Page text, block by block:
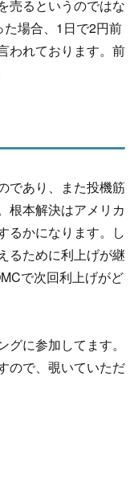
売るというのではな
た場合、1日で2円前
われております。前
であり、また投機筋
根本解決はアメリカ
るかになります。し
るために利上げが継
で次回利上げがど
に参加してます。
ので、覗いていただ